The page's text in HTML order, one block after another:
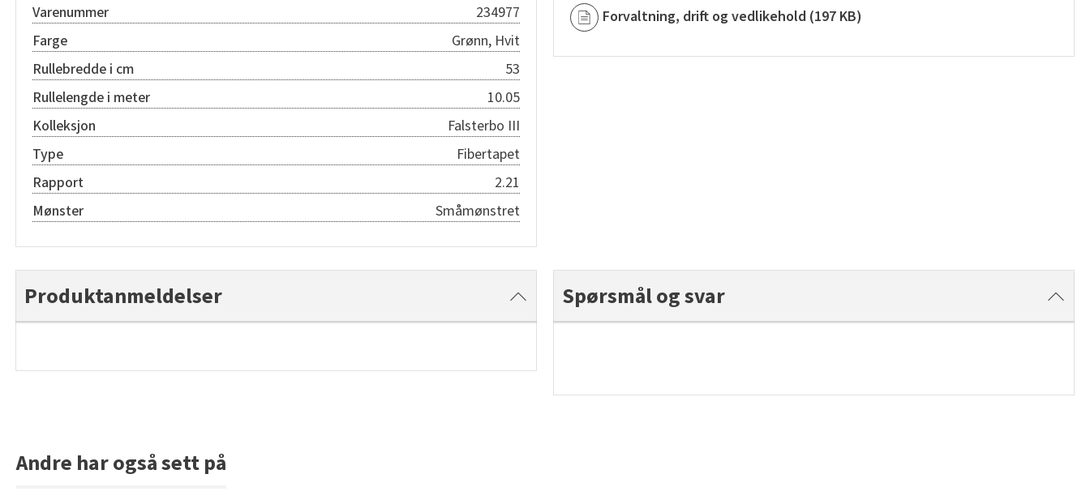
Varenummer
234977
Farge
Grønn, Hvit
Rullebredde i cm
53
Rullelengde i meter
10.05
Kolleksjon
Falsterbo III
Type
Fibertapet
Rapport
2.21
Mønster
Småmønstret
Forvaltning, drift og vedlikehold (197 KB)
Produktanmeldelser Spørsmål og svar
Andre har også sett på